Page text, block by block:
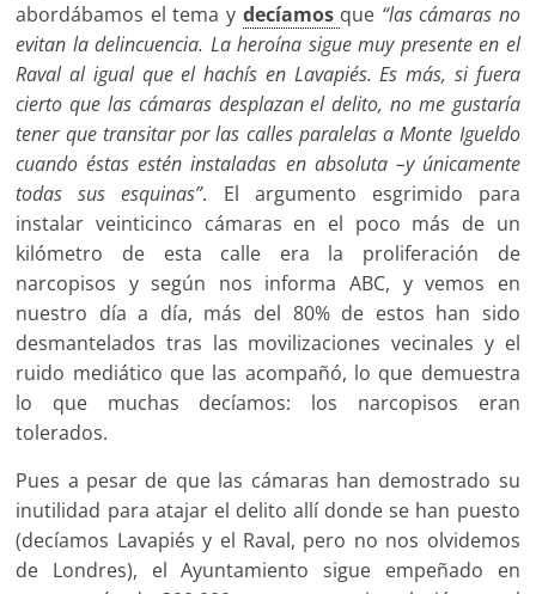
abordábamos el tema y decíamos que “las cámaras no
evitan la delincuencia. La heroína sigue muy presente en el
Raval al igual que el hachís en Lavapiés. Es más, si fuera
cierto que las cámaras desplazan el delito, no me gustaría
tener que transitar por las calles paralelas a Monte Igueldo
cuando éstas estén instaladas en absoluta –y únicamente
todas sus esquinas”. El argumento esgrimido para
instalar veinticinco cámaras en el poco más de un
kilómetro de esta calle era la proliferación de
narcopisos y según nos informa ABC, y vemos en
nuestro día a día, más del 80% de estos han sido
desmantelados tras las movilizaciones vecinales y el
ruido mediático que las acompañó, lo que demuestra
lo que muchas decíamos: los narcopisos eran
tolerados.
Pues a pesar de que las cámaras han demostrado su
inutilidad para atajar el delito allí donde se han puesto
(decíamos Lavapiés y el Raval, pero no nos olvidemos
de Londres), el Ayuntamiento sigue empeñado en